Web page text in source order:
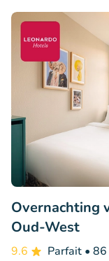
Overnachting
Oud-West
9.6 Parfait •